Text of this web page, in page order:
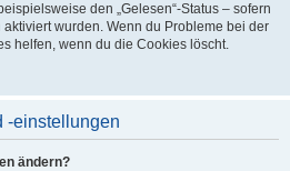
den „Gelesen“-Status – sofern
wurden. Wenn du Probleme bei der
helfen, wenn du die Cookies löscht.
-einstellungen
ändern?